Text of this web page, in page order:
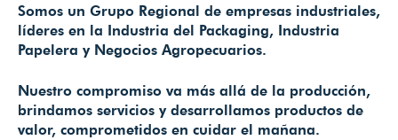
Somos un Grupo Regional de empresas industriales,
líderes en la Industria del Packaging, Industria
Papelera y Negocios Agropecuarios.
Nuestro compromiso va más allá de la producción,
brindamos servicios y desarrollamos productos de
valor, comprometidos en cuidar el mañana.